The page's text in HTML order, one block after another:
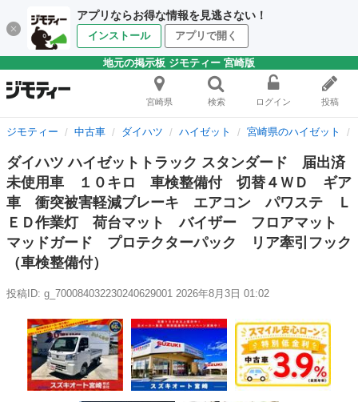
アプリならお得な情報を見逃さない！
インストール アプリで開く
地元の掲示板 ジモティー 宮崎版
宮崎県 検索 ログイン 投稿
ジモティー 中古車 ダイハツ ハイゼット 宮崎県のハイゼット
ダイハツ ハイゼットトラック スタンダード 届出済
未使用車 １０キロ 車検整備付 切替４ＷＤ ギア
車 衝突被害軽減ブレーキ エアコン パワステ Ｌ
ＥＤ作業灯 荷台マット バイザー フロアマット
マッドガード プロテクターパック リア牽引フック
（車検整備付）
投稿ID: g_700084032230240629001 2026年8月3日 01:02